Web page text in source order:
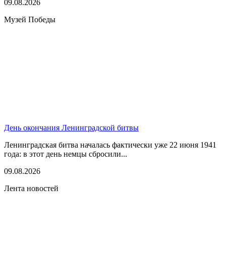
09.08.2026
Музей Победы
День окончания Ленинградской битвы
Ленинградская битва началась фактически уже 22 июня 1941
года: в этот день немцы сбросили...
09.08.2026
Лента новостей